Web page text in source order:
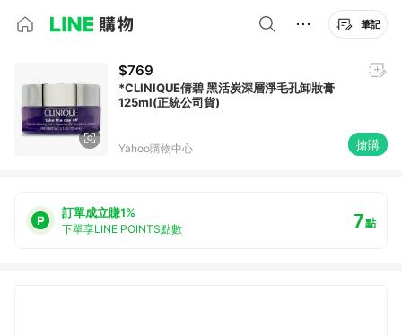
筆記
$769
*CLINIQUE倩碧 黑活炭深層淨毛孔卸妝膏
125ml(正統公司貨)
Yahoo購物中心 搶購
訂單成立賺1%
下單享LINE POINTS點數 7點